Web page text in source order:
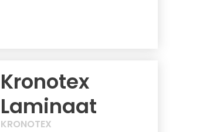
Kronotex
Laminaat
KRONOTEX